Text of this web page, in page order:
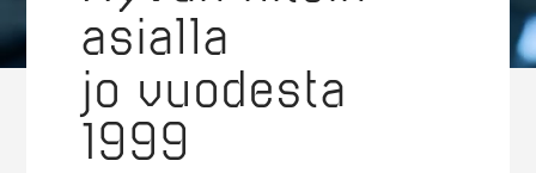
asialla
jo vuodesta
1999